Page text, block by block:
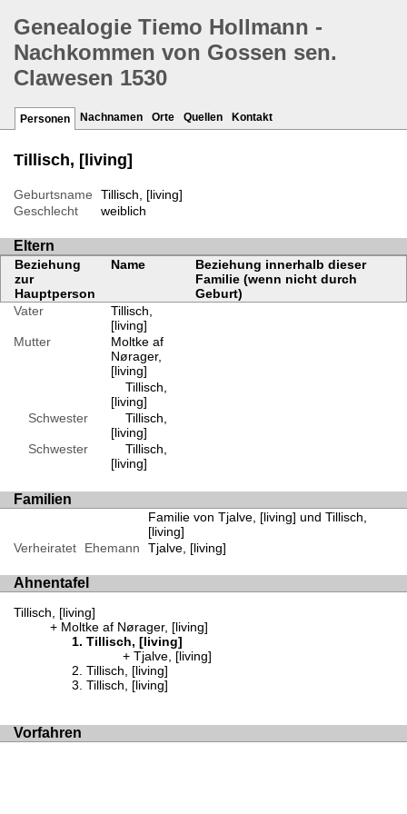
Genealogie Tiemo Hollmann -
Nachkommen von Gossen sen.
Clawesen 1530
Personen Nachnamen Orte Quellen Kontakt
Tillisch, [living]
Geburtsname
Tillisch, [living]
Geschlecht
weiblich
Eltern
Beziehung
zur
Hauptperson
Name
Beziehung innerhalb dieser
Familie (wenn nicht durch
Geburt)
Vater
Tillisch,
[living]
Mutter
Moltke af
Nørager,
[living]
Tillisch,
[living]
Schwester
Tillisch,
[living]
Schwester
Tillisch,
[living]
Familien
Familie von Tjalve, [living] und Tillisch,
[living]
Verheiratet
Ehemann Tjalve, [living]
Ahnentafel
Tillisch, [living]
Moltke af Nørager, [living]
Tillisch, [living]
Tjalve, [living]
Tillisch, [living]
Tillisch, [living]
Vorfahren